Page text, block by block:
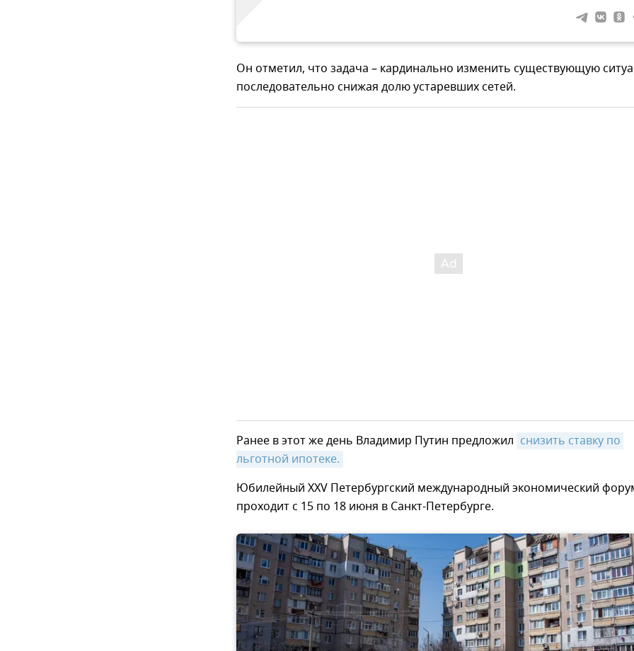
Он отметил, что задача – кардинально изменить существующую
последовательно снижая долю устаревших сетей.
Ранее в этот же день Владимир Путин предложил снизить ставку по
льготной ипотеке.
Юбилейный XXV Петербургский международный экономический
проходит с 15 по 18 июня в Санкт-Петербурге.